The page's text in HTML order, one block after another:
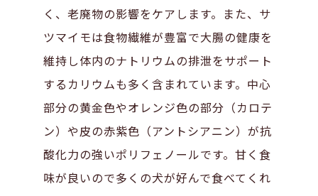
く、老廃物の影響をケアします。また、サ
ツマイモは食物繊維が豊富で大腸の健康を
維持し体内のナトリウムの排泄をサポート
するカリウムも多く含まれています。中心
部分の黄金色やオレンジ色の部分（カロテ
ン）や皮の赤紫色（アントシアニン）が抗
酸化力の強いポリフェノールです。甘く食
味が良いので多くの犬が好んで食べてくれ